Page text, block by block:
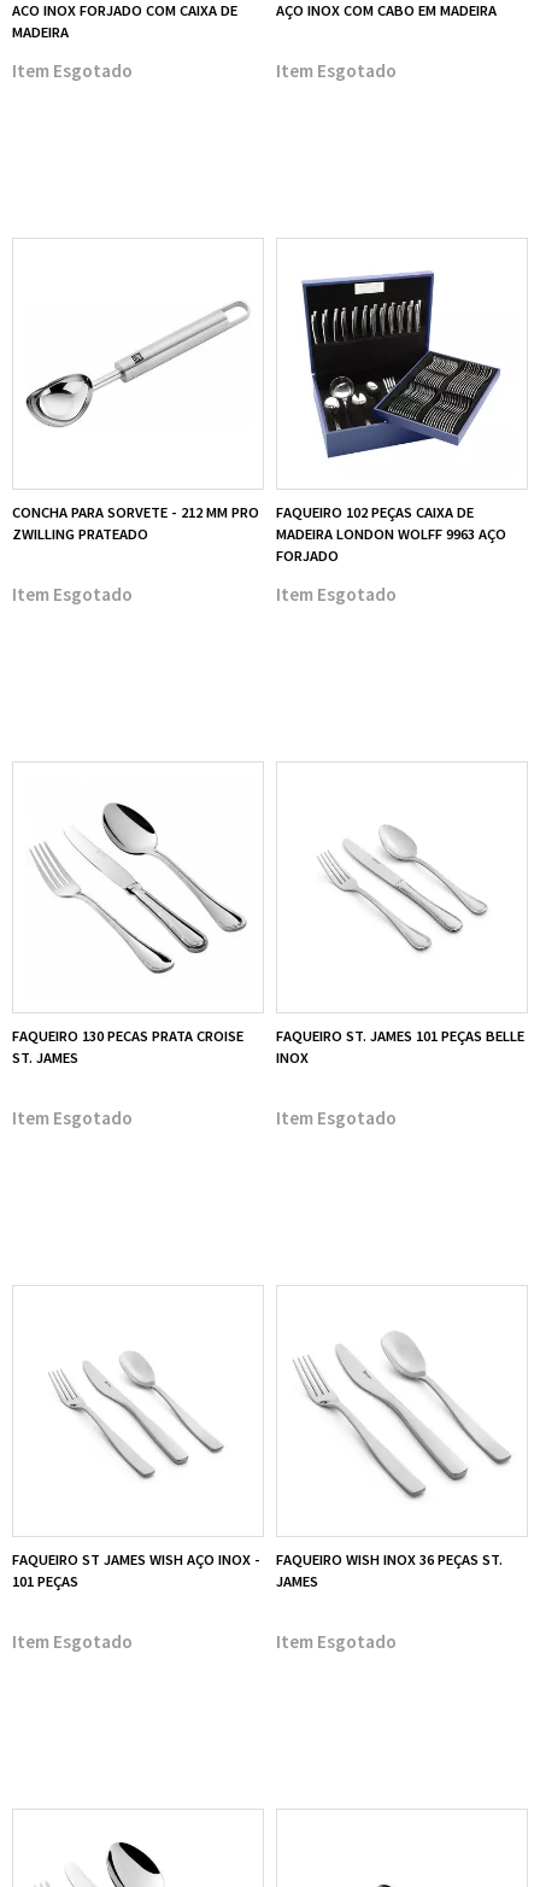
ACO INOX FORJADO COM CAIXA DE
MADEIRA
Esgotado
AÇO INOX COM CABO EM MADEIRA
Esgotado
CONCHA PARA SORVETE - 212 MM PRO
ZWILLING PRATEADO
Esgotado
FAQUEIRO 102 PEÇAS CAIXA DE
MADEIRA LONDON WOLFF 9963 AÇO
FORJADO
Esgotado
FAQUEIRO 130 PECAS PRATA CROISE
ST. JAMES
Esgotado
FAQUEIRO ST. JAMES 101 PEÇAS BELLE
INOX
Esgotado
FAQUEIRO ST JAMES WISH AÇO INOX -
101 PEÇAS
Esgotado
FAQUEIRO WISH INOX 36 PEÇAS ST.
JAMES
Esgotado